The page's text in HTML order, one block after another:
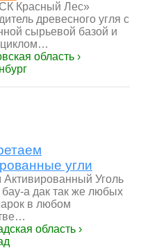
Красный Лес»
древесного угля с
сырьевой базой и
область ›
угли
Активированный Уголь
бау-а дак так же любых
в любом
область ›